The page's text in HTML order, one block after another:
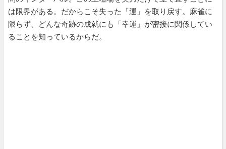
は限界がある。だからこそ失った「運」を取り戻す。麻雀に
限らず、どんな奇跡の成就にも「幸運」が密接に関係してい
ることを知っているからだ。